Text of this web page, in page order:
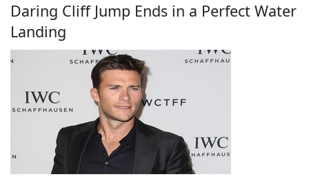
Daring Cliff Jump Ends in a Perfect Water
Landing